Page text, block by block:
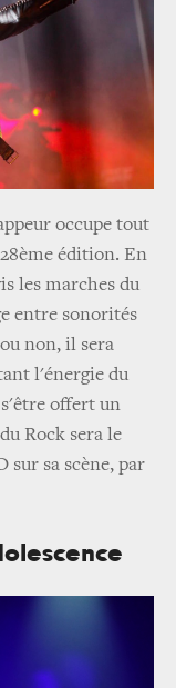
occupe tout
édition. En
les marches du
entre sonorités
non, il sera
l'énergie du
offert un
Rock sera le
sur sa scène, par